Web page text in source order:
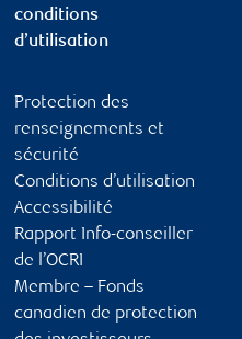
conditions
d’utilisation
Protection des
renseignements et
sécurité
Conditions d’utilisation
Accessibilité
Rapport Info-conseiller
de l’OCRI
Membre – Fonds
canadien de protection